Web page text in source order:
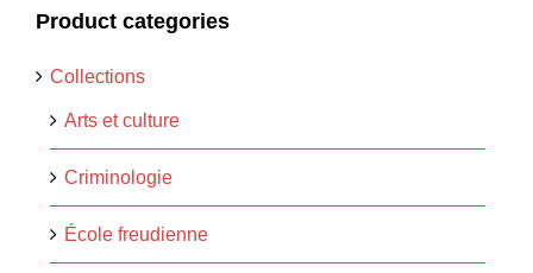
Product categories
Collections
Arts et culture
Criminologie
École freudienne